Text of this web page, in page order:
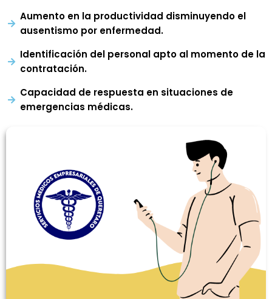
Aumento en la productividad disminuyendo el
ausentismo por enfermedad.
Identificación del personal apto al momento de la
contratación.
Capacidad de respuesta en situaciones de
emergencias médicas.